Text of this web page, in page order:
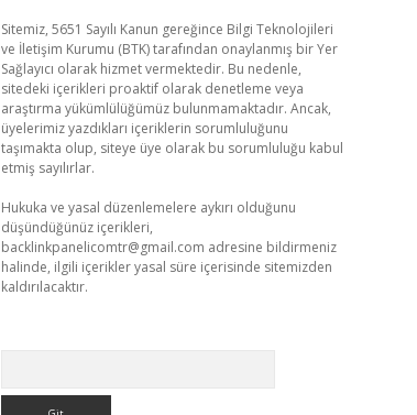
Sitemiz, 5651 Sayılı Kanun gereğince Bilgi Teknolojileri
ve İletişim Kurumu (BTK) tarafından onaylanmış bir Yer
Sağlayıcı olarak hizmet vermektedir. Bu nedenle,
sitedeki içerikleri proaktif olarak denetleme veya
araştırma yükümlülüğümüz bulunmamaktadır. Ancak,
üyelerimiz yazdıkları içeriklerin sorumluluğunu
taşımakta olup, siteye üye olarak bu sorumluluğu kabul
etmiş sayılırlar.
Hukuka ve yasal düzenlemelere aykırı olduğunu
düşündüğünüz içerikleri,
backlinkpanelicomtr@gmail.com adresine bildirmeniz
halinde, ilgili içerikler yasal süre içerisinde sitemizden
kaldırılacaktır.